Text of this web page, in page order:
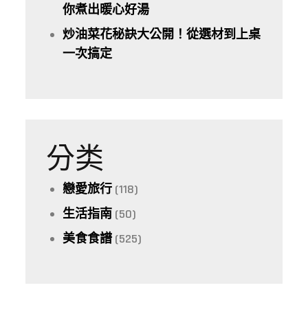
你煮出暖心好湯
炒油菜花秘訣大公開！從選材到上桌
一次搞定
分类
戀愛旅行 (118)
生活指南 (50)
美食食譜 (525)